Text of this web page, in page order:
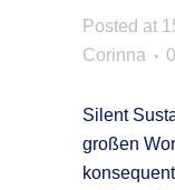
Posted at
Corinna
Silent
großen